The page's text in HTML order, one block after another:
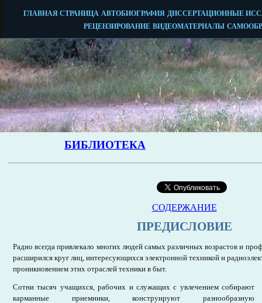
СОДЕРЖАНИЕ
ПРЕДИСЛОВИЕ
Радио всегда привлекало многих людей самых различных возрастов и
расширился круг лиц, интересующихся электронной техникой и
проникновением этих отраслей техники в быт.
Сотни тысяч учащихся, рабочих и служащих с увлечением собирают
карманные приемники, конструируют разнообразную